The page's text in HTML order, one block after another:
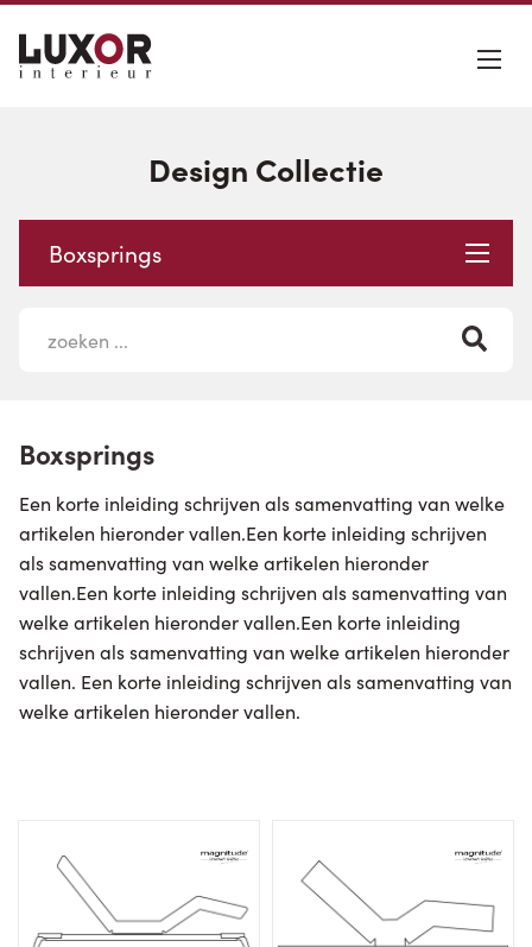
Design Collectie
Boxsprings
Boxsprings
Een korte inleiding schrijven als samenvatting van welke
artikelen hieronder vallen.Een korte inleiding schrijven
als samenvatting van welke artikelen hieronder
vallen.Een korte inleiding schrijven als samenvatting van
welke artikelen hieronder vallen.Een korte inleiding
schrijven als samenvatting van welke artikelen hieronder
vallen. Een korte inleiding schrijven als samenvatting van
welke artikelen hieronder vallen.